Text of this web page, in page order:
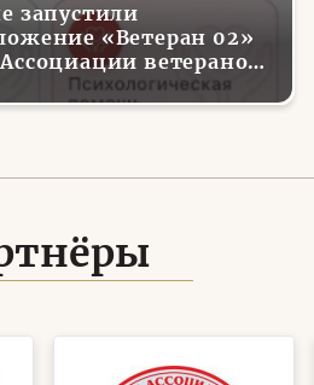
запустили
«Ветеран 02»
ветеранов